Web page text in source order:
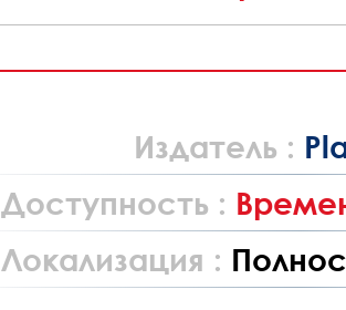
Издатель :
Доступность :
Локализация :